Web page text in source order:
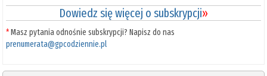
Dowiedz się więcej o subskrypcji»
*Masz pytania odnośnie subskrypcji? Napisz do nas
prenumerata@gpcodziennie.pl